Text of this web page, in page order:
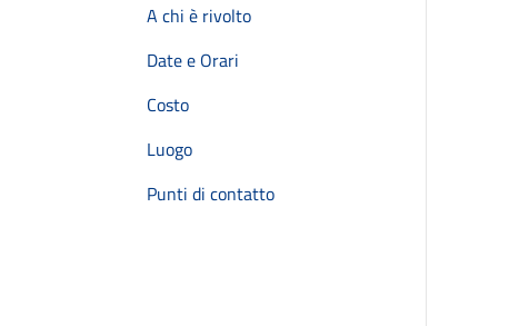
A chi è rivolto
Date e Orari
Costo
Luogo
Punti di contatto